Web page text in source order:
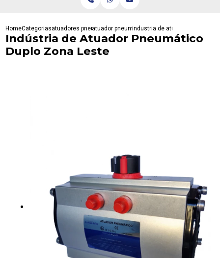
HomeCategoriasatuadores pneumaticosatuador pneumatico de dupla acao
industria de atuador
Indústria de Atuador Pneumático
Duplo Zona Leste